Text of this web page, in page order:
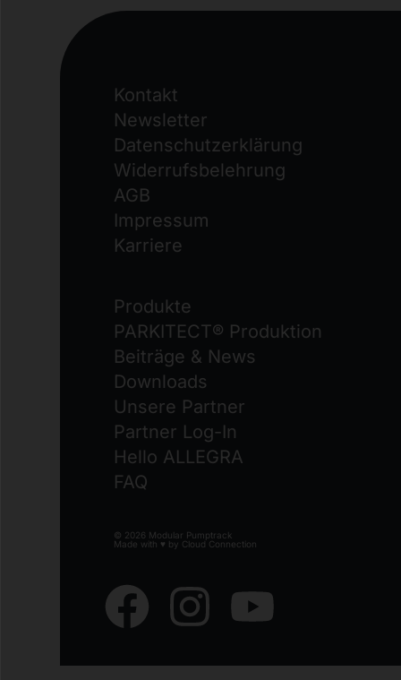
Kontakt
Newsletter
Datenschutzerklärung
Widerrufs­belehrung
AGB
Impressum
Karriere
Produkte
PARKITECT® Produktion
Beiträge & News
Downloads
Unsere Partner
Partner Log-In
Hello ALLEGRA
FAQ
© 2026 Modular Pumptrack
Made with ♥ by Cloud Connection